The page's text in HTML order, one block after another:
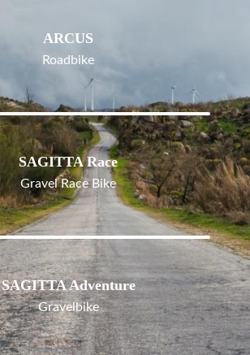
ARCUS
Roadbike
SAGITTA Race
Gravel Race Bike
SAGITTA Adventure
Gravelbike